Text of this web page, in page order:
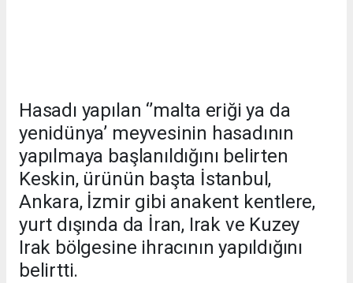
Hasadı yapılan ‘’malta eriği ya da
yenidünya’ meyvesinin hasadının
yapılmaya başlanıldığını belirten
Keskin, ürünün başta İstanbul,
Ankara, İzmir gibi anakent kentlere,
yurt dışında da İran, Irak ve Kuzey
Irak bölgesine ihracının yapıldığını
belirtti.